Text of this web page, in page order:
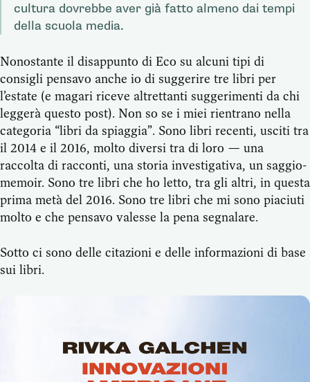
cultura dovrebbe aver già fatto almeno dai tempi
della scuola media.
Nonostante il disappunto di Eco su alcuni tipi di
consigli pensavo anche io di suggerire tre libri per
l’estate (e magari riceve altrettanti suggerimenti da chi
leggerà questo post). Non so se i miei rientrano nella
categoria “libri da spiaggia”. Sono libri recenti, usciti tra
il 2014 e il 2016, molto diversi tra di loro — una
raccolta di racconti, una storia investigativa, un saggio-
memoir. Sono tre libri che ho letto, tra gli altri, in questa
prima metà del 2016. Sono tre libri che mi sono piaciuti
molto e che pensavo valesse la pena segnalare.
Sotto ci sono delle citazioni e delle informazioni di base
sui libri.